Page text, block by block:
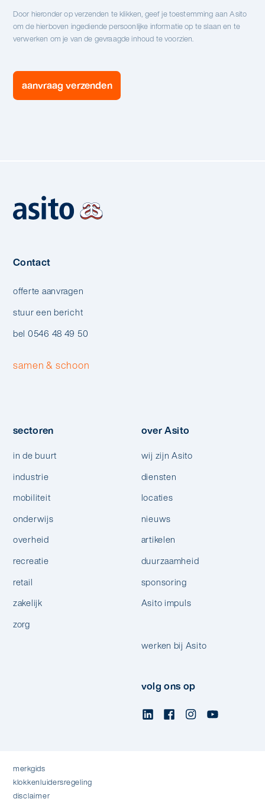
Door hieronder op verzenden te klikken, geef je toestemming aan Asito
om de hierboven ingediende persoonlijke informatie op te slaan en te
verwerken om je van de gevraagde inhoud te voorzien.
Contact
offerte aanvragen
stuur een bericht
bel 0546 48 49 50
samen & schoon
sectoren
in de buurt
industrie
mobiliteit
onderwijs
overheid
recreatie
retail
zakelijk
zorg
over Asito
wij zijn Asito
diensten
locaties
nieuws
artikelen
duurzaamheid
sponsoring
Asito impuls
werken bij Asito
volg ons op
merkgids
klokkenluidersregeling
disclaimer